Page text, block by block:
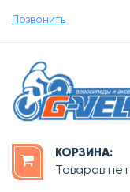
Позвонить
КОРЗИНА:
Товаров нет